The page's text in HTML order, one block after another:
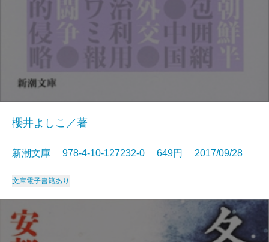
櫻井よしこ／著
新潮文庫 978-4-10-127232-0 649円 2017/09/28
文庫電子書籍あり